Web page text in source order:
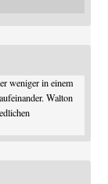
weniger in einem
Walton